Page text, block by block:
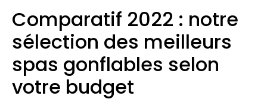
Comparatif 2022 : notre
sélection des meilleurs
spas gonflables selon
votre budget